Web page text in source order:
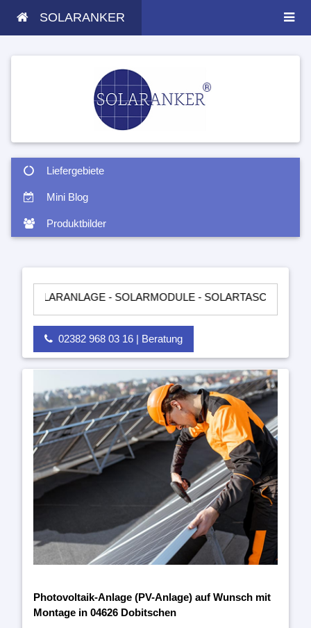
SOLARANKER
Liefergebiete
Mini Blog
Produktbilder
- SOLARMODULE - SOLARTASCHEN -
02382 968 03 16 | Beratung
Photovoltaik-Anlage (PV-Anlage) auf Wunsch mit
Montage in 04626 Dobitschen